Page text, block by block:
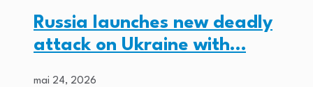
Russia launches new deadly
attack on Ukraine with…
mai 24, 2026